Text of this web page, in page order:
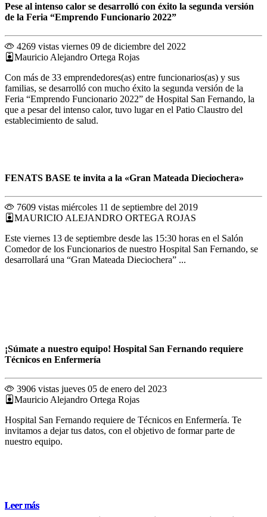
Pese al intenso calor se desarrolló con éxito la segunda versión
de la Feria “Emprendo Funcionario 2022”
4269 vistas viernes 09 de diciembre del 2022
Mauricio Alejandro Ortega Rojas
Con más de 33 emprendedores(as) entre funcionarios(as) y sus
familias, se desarrolló con mucho éxito la segunda versión de la
Feria “Emprendo Funcionario 2022” de Hospital San Fernando, la
que a pesar del intenso calor, tuvo lugar en el Patio Claustro del
establecimiento de salud.
Leer más
FENATS BASE te invita a la «Gran Mateada Dieciochera»
7609 vistas miércoles 11 de septiembre del 2019
MAURICIO ALEJANDRO ORTEGA ROJAS
Este viernes 13 de septiembre desde las 15:30 horas en el Salón
Comedor de los Funcionarios de nuestro Hospital San Fernando, se
desarrollará una “Gran Mateada Dieciochera” ...
Leer más
¡Súmate a nuestro equipo! Hospital San Fernando requiere
Técnicos en Enfermería
3906 vistas jueves 05 de enero del 2023
Mauricio Alejandro Ortega Rojas
Hospital San Fernando requiere de Técnicos en Enfermería. Te
invitamos a dejar tus datos, con el objetivo de formar parte de
nuestro equipo.
Leer más
Leer más
Leer más
Leer más
Leer más
Leer más
Leer más
Leer más
Leer más
Leer más